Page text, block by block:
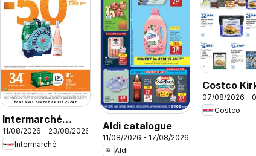
Intermarché
catalogue
11/08/2026 - 23/08/2026
Intermarché
Aldi catalogue
11/08/2026 - 17/08/2026
Aldi
Costco
signature
07/08/2026 -
Costco